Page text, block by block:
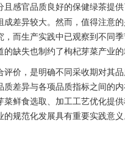
感官品质良好的保健绿茶提
差异较大。然而，值得注意
而生产实践中已观察到不同
缺失也制约了枸杞芽菜产业的
价，是明确不同采收期对其
差异与各项品质指标之间的
鲜食选取、加工工艺优化提
规范化发展具有重要实践意义